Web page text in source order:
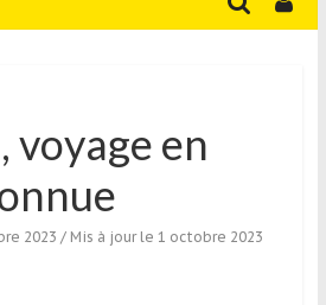
voyage en
2023 / Mis à jour le 1 octobre 2023